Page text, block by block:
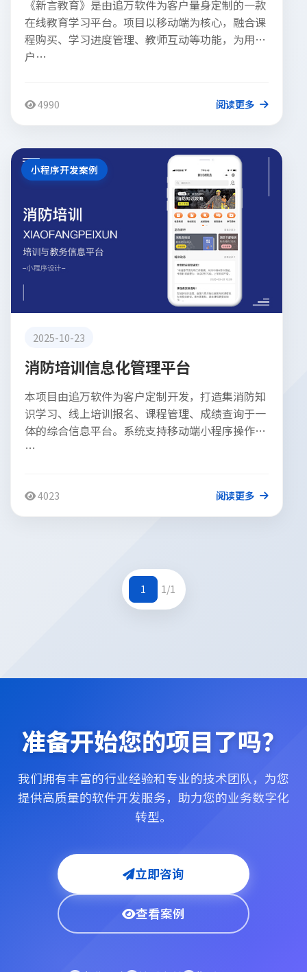
《新言教育》是由追万软件为客户量身定制的一款
在线教育学习平台。项目以移动端为核心，融合课
程购买、学习进度管理、教师互动等功能，为用
户…
4990 阅读更多
小程序开发案例
2025-10-23
消防培训信息化管理平台
本项目由追万软件为客户定制开发，打造集消防知
识学习、线上培训报名、课程管理、成绩查询于一
体的综合信息平台。系统支持移动端小程序操作，
…
4023 阅读更多
1 1/1
准备开始您的项目了吗？
我们拥有丰富的行业经验和专业的技术团队，为您
提供高质量的软件开发服务，助力您的业务数字化
转型。
立即咨询
查看案例